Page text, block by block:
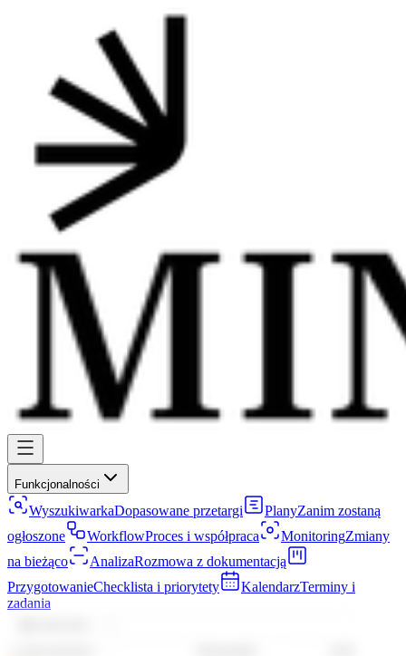
Funkcjonalności
WyszukiwarkaDopasowane przetargi PlanyZanim zostaną
ogłoszone
WorkflowProces i współpraca MonitoringZmiany
na bieżąco
AnalizaRozmowa z dokumentacją
PrzygotowanieChecklista i priorytety KalendarzTerminy i
zadania